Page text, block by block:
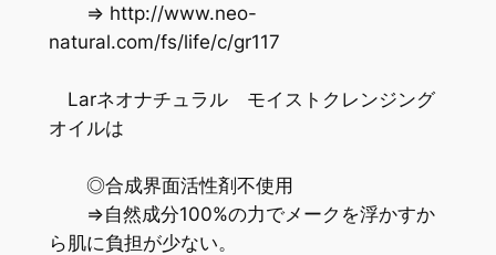
⇒ http://www.neo-
natural.com/fs/life/c/gr117
Larネオナチュラル モイストクレンジング
オイルは
◎合成界面活性剤不使用
⇒自然成分100%の力でメークを浮かすか
ら肌に負担が少ない。